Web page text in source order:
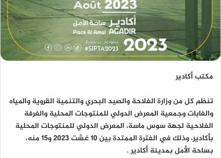
مكتب أكادير
تنظم كل من وزارة الفلاحة والصيد البحري والتنمية القروية والمياه
والغابات وجمعية المعرض الدولي للمنتوجات المحلية والغرفة
الفلاحية لجهة سوس ماسة، المعرض الدولي للمنتوجات المحلية
بأكادير، وذلك في الفترة الممتدة بين 10 غشت 2023 و15 منه،
بساحة الأمل بمدينة أكادير .